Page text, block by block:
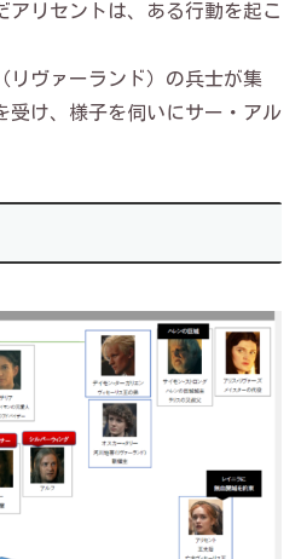
アリセントは、ある行動を起こ
リヴァーランド）の兵士が集
受け、様子を伺いにサー・アル